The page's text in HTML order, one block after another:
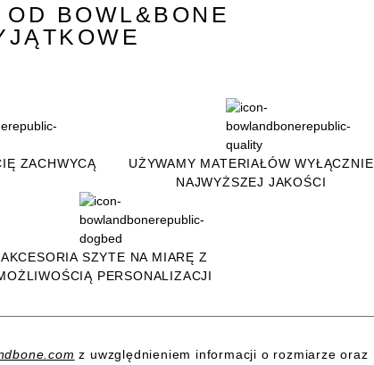
BOWL&BONE
ZACHWYCĄ
UŻYWAMY MATERIAŁÓW WYŁĄCZNIE
NAJWYŻSZEJ JAKOŚCI
AKCESORIA SZYTE NA MIARĘ Z
PERSONALIZACJI
z uwzględnieniem informacji o rozmiarze oraz